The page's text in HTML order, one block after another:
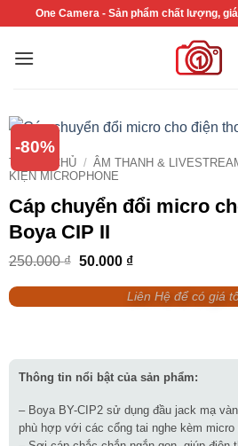
nội
One Camera - Sản phẩm chất lượng,
-80%
TRANG CHỦ / ÂM THANH &
KIỆN MICROPHONE
Cáp chuyển đổi micro
Boya CIP II
250.000₫ Giá
là:
250.000 ₫.
50.000 ₫Giá
tại
là:
Liên Hệ để có giá
Thông tin nổi bật của sản phẩm:
– Boya BY-CIP2 sử dụng đầu jack mạ
phù hợp với các cổng tai nghe kèm micro